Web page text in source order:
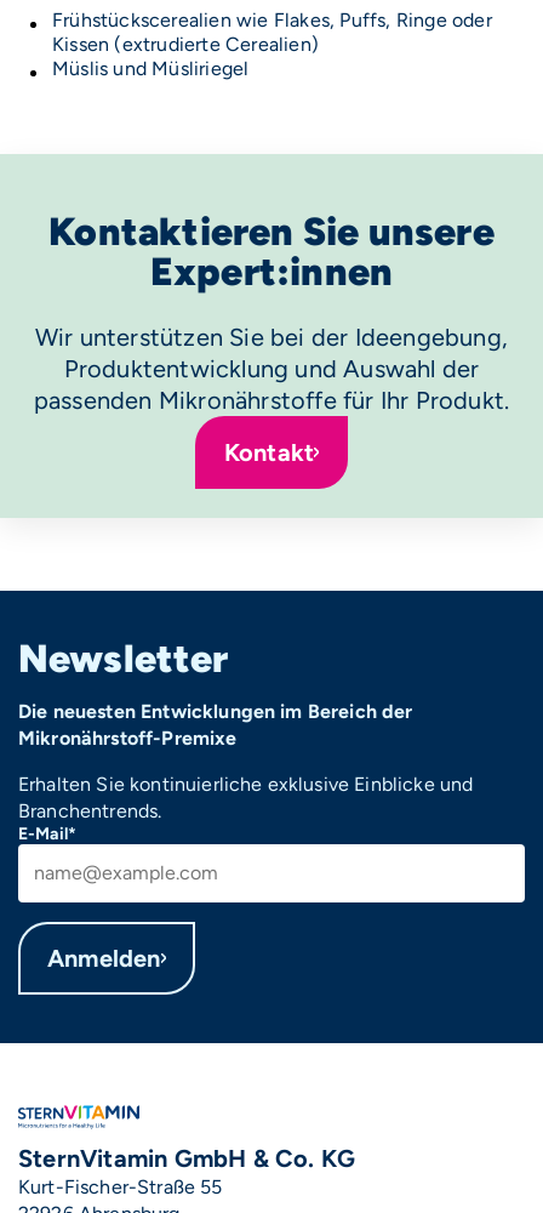
Frühstückscerealien wie Flakes, Puffs, Ringe oder
Kissen (extrudierte Cerealien)
Müslis und Müsliriegel
Kontaktieren Sie unsere
Expert:innen
Wir unterstützen Sie bei der Ideengebung,
Produktentwicklung und Auswahl der
passenden Mikronährstoffe für Ihr Produkt.
Kontakt
Newsletter
Die neuesten Entwicklungen im Bereich der
Mikronährstoff-Premixe
Erhalten Sie kontinuierliche exklusive Einblicke und
Branchentrends.
E-Mail*
Anmelden
SternVitamin GmbH & Co. KG
Kurt-Fischer-Straße 55